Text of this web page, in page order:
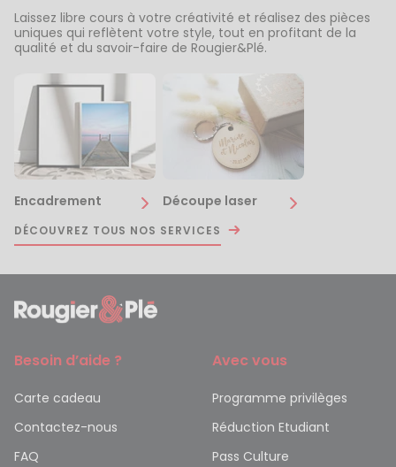
Laissez libre cours à votre créativité et réalisez des pièces
uniques qui reflètent votre style, tout en profitant de la
qualité et du savoir-faire de Rougier&Plé.
Encadrement Découpe laser
DÉCOUVREZ TOUS NOS SERVICES
Besoin d’aide ?
Carte cadeau
Contactez-nous
FAQ
Avec vous
Programme privilèges
Réduction Etudiant
Pass Culture